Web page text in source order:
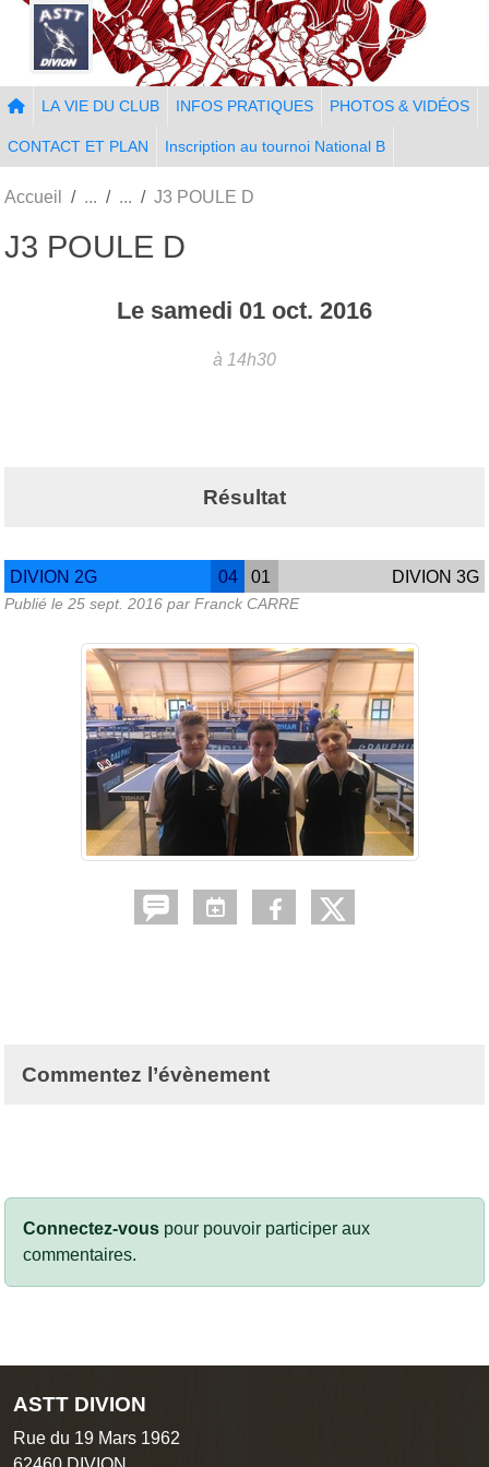
LA VIE DU CLUB INFOS PRATIQUES PHOTOS & VIDÉOS
CONTACT ET PLAN Inscription au tournoi National B
Accueil J3 POULE D
J3 POULE D
Le samedi 01 oct. 2016
à 14h30
Résultat
DIVION 2G 04 01 DIVION 3G
Publié le 25 sept. 2016 par Franck CARRE
Commentez l’évènement
Connectez-vous pour pouvoir participer aux
commentaires.
ASTT DIVION
Rue du 19 Mars 1962
Panneau de gestion des cookies